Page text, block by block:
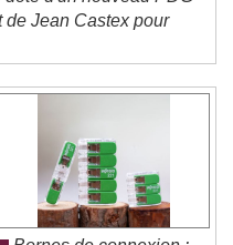
d'un nouveau PDG
Jean Castex pour